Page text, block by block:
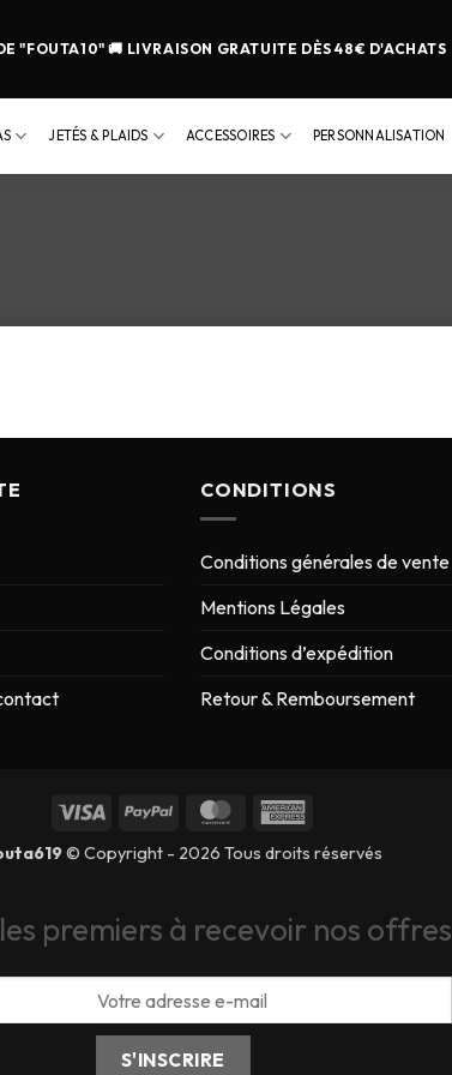
"FOUTA10" 🚚 LIVRAISON GRATUITE DÈS 48€ D'ACHATS
JETÉS & PLAIDS ACCESSOIRES PERSONNALISATION
CONDITIONS
Conditions générales de vente
Mentions Légales
Conditions d’expédition
Retour & Remboursement
© Copyright - 2026 Tous droits réservés
premiers à recevoir nos offres